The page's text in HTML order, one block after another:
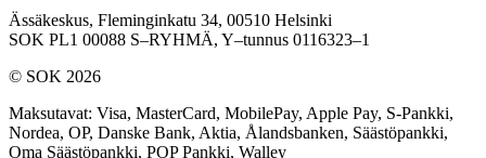
Ässäkeskus, Fleminginkatu 34, 00510 Helsinki
SOK PL1 00088 S–RYHMÄ, Y–tunnus 0116323–1
© SOK 2026
Maksutavat: Visa, MasterCard, MobilePay, Apple Pay, S-Pankki,
Nordea, OP, Danske Bank, Aktia, Ålandsbanken, Säästöpankki,
Oma Säästöpankki, POP Pankki, Walley